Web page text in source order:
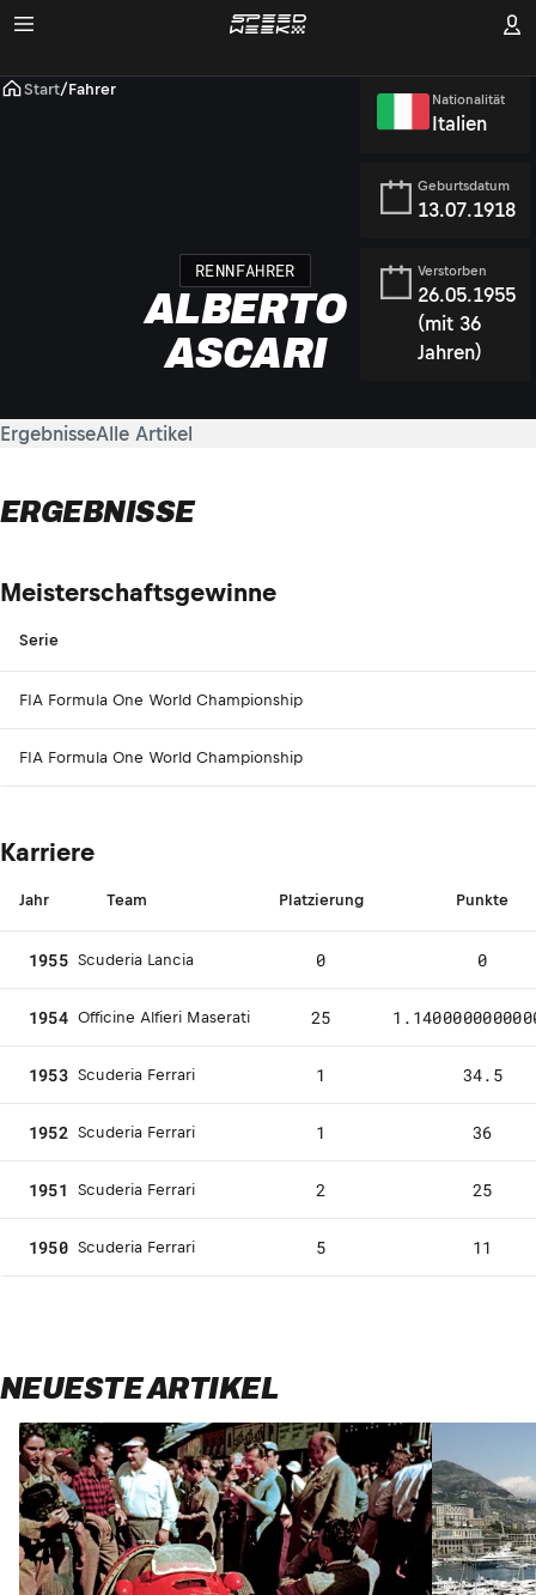
Start/Fahrer
RENNFAHRER
ALBERTO
ASCARI
Nationalität
Italien
Geburtsdatum
13.07.1918
Verstorben
26.05.1955
(mit 36
Jahren)
ErgebnisseAlle Artikel
ERGEBNISSE
Meisterschaftsgewinne
Serie
FIA Formula One World Championship
FIA Formula One World Championship
Karriere
Jahr Team Platzierung Punkte
1955 Scuderia Lancia 0 0
1954 Officine Alfieri Maserati 25
1953 Scuderia Ferrari 1 34.5
1952 Scuderia Ferrari 1 36
1951 Scuderia Ferrari 2 25
1950 Scuderia Ferrari 5 11
NEUESTE ARTIKEL